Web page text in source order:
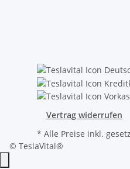
Vertrag widerrufen
* Alle Preise inkl.
© TeslaVital®